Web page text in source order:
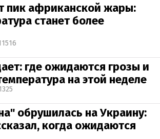
пик африканской жары:
станет более
где ожидаются грозы и
на этой неделе
обрушилась на Украину:
когда ожидаются